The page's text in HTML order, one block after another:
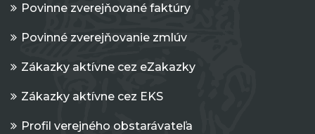
Povinne zverejňované faktúry
Povinné zverejňovanie zmlúv
Zákazky aktívne cez eZakazky
Zákazky aktívne cez EKS
Profil verejného obstarávateľa